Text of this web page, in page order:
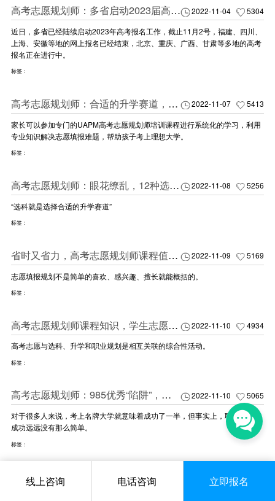
2022-11-04 5304
高考志愿规划师：多省启动2023届高考报名：掌握“三个动向”，抢回人生主动权！
近日，多省已经陆续启动2023年高考报名工作，截止11月2号，福建、四川、
上海、安徽等地的网上报名已经结束，北京、重庆、广西、甘肃等多地的高考
报名正在进行中。
标签：
2022-11-07 5413
高考志愿规划师：合适的升学赛道，更快地上升！
家长可以参加专门的UAPM高考志愿规划师培训课程进行系统化的学习，利用
专业知识解决志愿填报难题，帮助孩子考上理想大学。
标签：
2022-11-08 5256
高考志愿规划师：眼花缭乱，12种选科组合怎么选？
“选科就是选择合适的升学赛道”
标签：
2022-11-09 5169
省时又省力，高考志愿规划师课程值得你考虑
志愿填报规划不是简单的喜欢、感兴趣、擅长就能概括的。
标签：
2022-11-10 4934
高考志愿规划师课程知识，学生志愿规划的好帮手
高考志愿与选科、升学和职业规划是相互关联的综合性活动。
标签：
2022-11-10 5065
高考志愿规划师：985优秀“陷阱”，我不希望下一个受害者是自己子女
对于很多人来说，考上名牌大学就意味着成功了一半，但事实上，职业发展的
成功远远没有那么简单。
标签：
2022-11-11 4937
线上咨询 电话咨询 立即报名